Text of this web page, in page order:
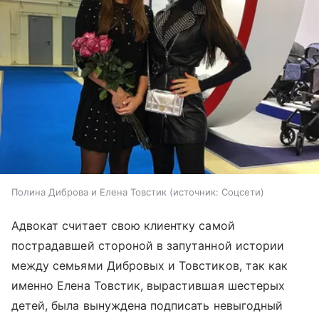
Полина Диброва и Елена Товстик источник: Соцсети
Адвокат считает свою клиентку самой
пострадавшей стороной в запутанной истории
между семьями Дибровых и Товстиков, так как
именно Елена Товстик, вырастившая шестерых
детей, была вынуждена подписать невыгодный